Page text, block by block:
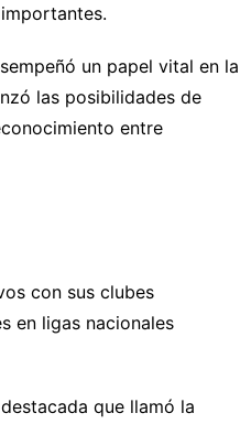
un papel vital en la
las posibilidades de
entre
con sus clubes
en ligas nacionales
que llamó la